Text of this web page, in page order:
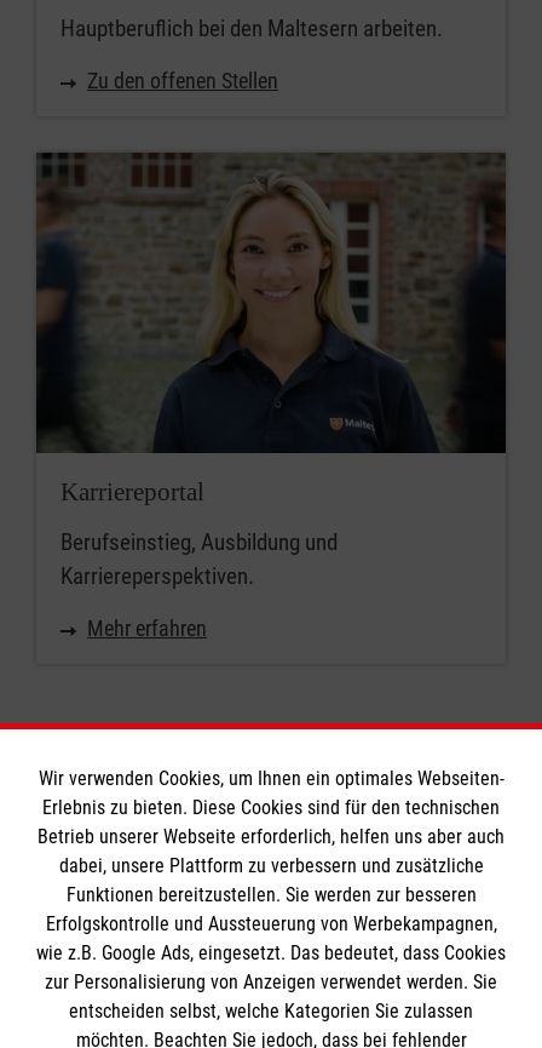
Hauptberuflich bei den Maltesern arbeiten.
Zu den offenen Stellen
Karriereportal
Berufseinstieg, Ausbildung und
Karriereperspektiven.
Mehr erfahren
Informationen
Impressum
Datenschutz
Kontakt
Barrierefreiheit
Die Malteser
Wir verwenden Cookies, um Ihnen ein optimales Webseiten-
Erlebnis zu bieten. Diese Cookies sind für den technischen
Betrieb unserer Webseite erforderlich, helfen uns aber auch
dabei, unsere Plattform zu verbessern und zusätzliche
Funktionen bereitzustellen. Sie werden zur besseren
Erfolgskontrolle und Aussteuerung von Werbekampagnen,
wie z.B. Google Ads, eingesetzt. Das bedeutet, dass Cookies
zur Personalisierung von Anzeigen verwendet werden. Sie
entscheiden selbst, welche Kategorien Sie zulassen
möchten. Beachten Sie jedoch, dass bei fehlender